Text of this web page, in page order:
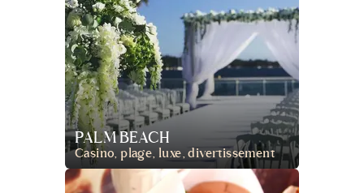
PALM BEACH
Casino, plage, luxe, divertissement